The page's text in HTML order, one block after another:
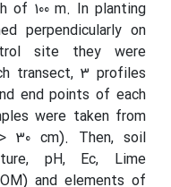
of 100 m. In planting
perpendicularly on
site they were
transect, 3 profiles
end points of each
were taken from
30 cm). Then, soil
pH, Ec, Lime
and elements of